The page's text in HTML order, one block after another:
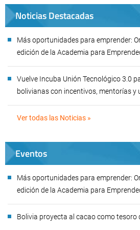
Noticias Destacadas
Más oportunidades para emprender:
edición de la Academia para
Vuelve Incuba Unión Tecnológico 3.0
bolivianas con incentivos, mentorías y
Ver todas las Noticias »
Eventos
Más oportunidades para emprender:
edición de la Academia para
Bolivia proyecta al cacao como tesoro